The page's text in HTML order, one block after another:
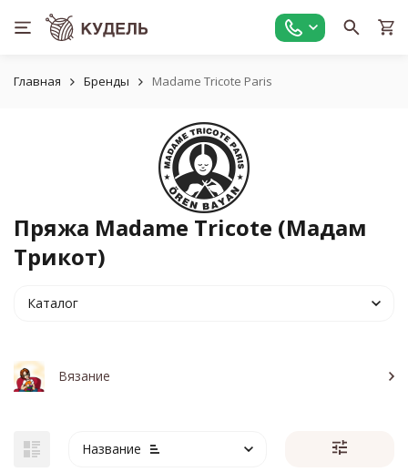
Главная Бренды Madame Tricote Paris
Пряжа Madame Tricote (Мадам
Трикот)
Каталог
Вязание
Название